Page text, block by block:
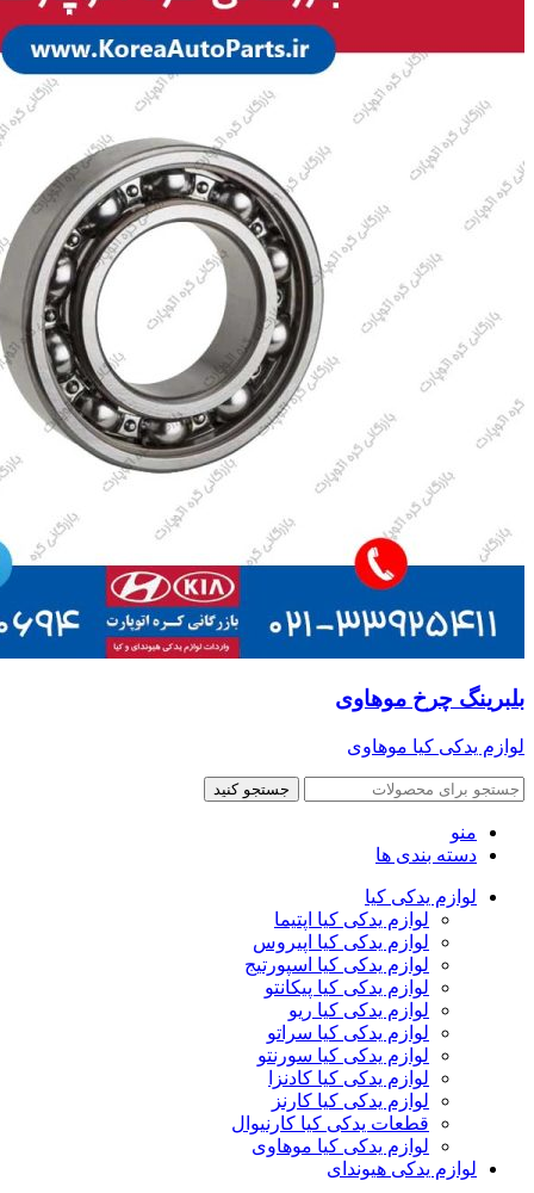
بلبرینگ چرخ موهاوی
لوازم یدکی کیا موهاوی
جستجو کنید
منو
دسته بندی ها
لوازم یدکی کیا
لوازم یدکی کیا اپتیما
لوازم یدکی کیا اپیروس
لوازم یدکی کیا اسپورتیج
لوازم یدکی کیا پیکانتو
لوازم یدکی کیا ریو
لوازم یدکی کیا سراتو
لوازم یدکی کیا سورنتو
لوازم یدکی کیا کادنزا
لوازم یدکی کیا کارنز
قطعات یدکی کیا کارنیوال
لوازم یدکی کیا موهاوی
لوازم یدکی هیوندای